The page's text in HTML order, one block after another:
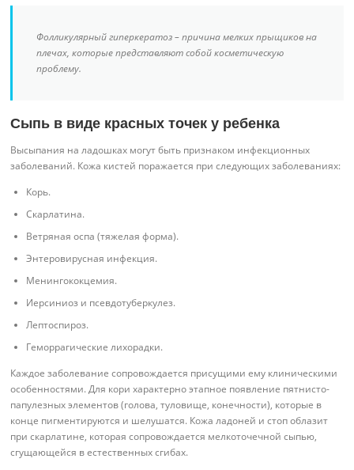
Фолликулярный гиперкератоз – причина мелких прыщиков на
плечах, которые представляют собой косметическую
проблему.
Сыпь в виде красных точек у ребенка
Высыпания на ладошках могут быть признаком инфекционных
заболеваний. Кожа кистей поражается при следующих заболеваниях:
Корь.
Скарлатина.
Ветряная оспа (тяжелая форма).
Энтеровирусная инфекция.
Менингококцемия.
Иерсиниоз и псевдотуберкулез.
Лептоспироз.
Геморрагические лихорадки.
Каждое заболевание сопровождается присущими ему клиническими
особенностями. Для кори характерно этапное появление пятнисто-
папулезных элементов (голова, туловище, конечности), которые в
конце пигментируются и шелушатся. Кожа ладоней и стоп облазит
при скарлатине, которая сопровождается мелкоточечной сыпью,
сгущающейся в естественных сгибах.